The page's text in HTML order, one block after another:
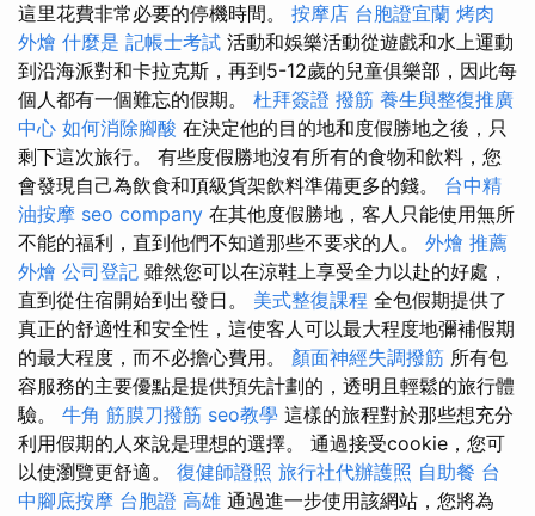
這里花費非常必要的停機時間。 按摩店 台胞證宜蘭 烤肉
外燴 什麼是 記帳士考試 活動和娛樂活動從遊戲和水上運動
到沿海派對和卡拉克斯，再到5-12歲的兒童俱樂部，因此每
個人都有一個難忘的假期。 杜拜簽證 撥筋 養生與整復推廣
中心 如何消除腳酸 在決定他的目的地和度假勝地之後，只
剩下這次旅行。 有些度假勝地沒有所有的食物和飲料，您
會發現自己為飲食和頂級貨架飲料準備更多的錢。 台中精
油按摩 seo company 在其他度假勝地，客人只能使用無所
不能的福利，直到他們不知道那些不要求的人。 外燴 推薦
外燴 公司登記 雖然您可以在涼鞋上享受全力以赴的好處，
直到從住宿開始到出發日。 美式整復課程 全包假期提供了
真正的舒適性和安全性，這使客人可以最大程度地彌補假期
的最大程度，而不必擔心費用。 顏面神經失調撥筋 所有包
容服務的主要優點是提供預先計劃的，透明且輕鬆的旅行體
驗。 牛角 筋膜刀撥筋 seo教學 這樣的旅程對於那些想充分
利用假期的人來說是理想的選擇。 通過接受cookie，您可
以使瀏覽更舒適。 復健師證照 旅行社代辦護照 自助餐 台
中腳底按摩 台胞證 高雄 通過進一步使用該網站，您將為